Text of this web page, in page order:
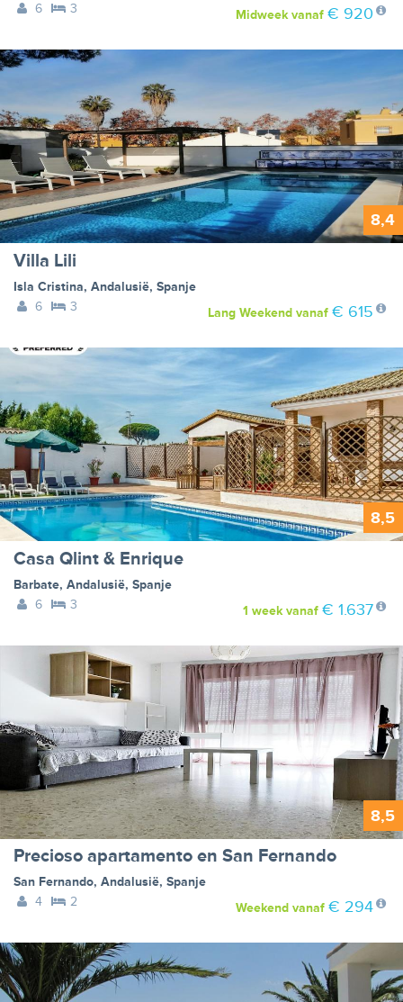
6
3 Midweekvanaf € 920
8,4
Villa Lili
Isla Cristina, Andalusië, Spanje
6
3 Lang Weekendvanaf € 615
8,5
Casa Qlint & Enrique
Barbate, Andalusië, Spanje
6
3 1 weekvanaf € 1.637
8,5
Precioso apartamento en San Fernando
San Fernando, Andalusië, Spanje
4
2 Weekendvanaf € 294